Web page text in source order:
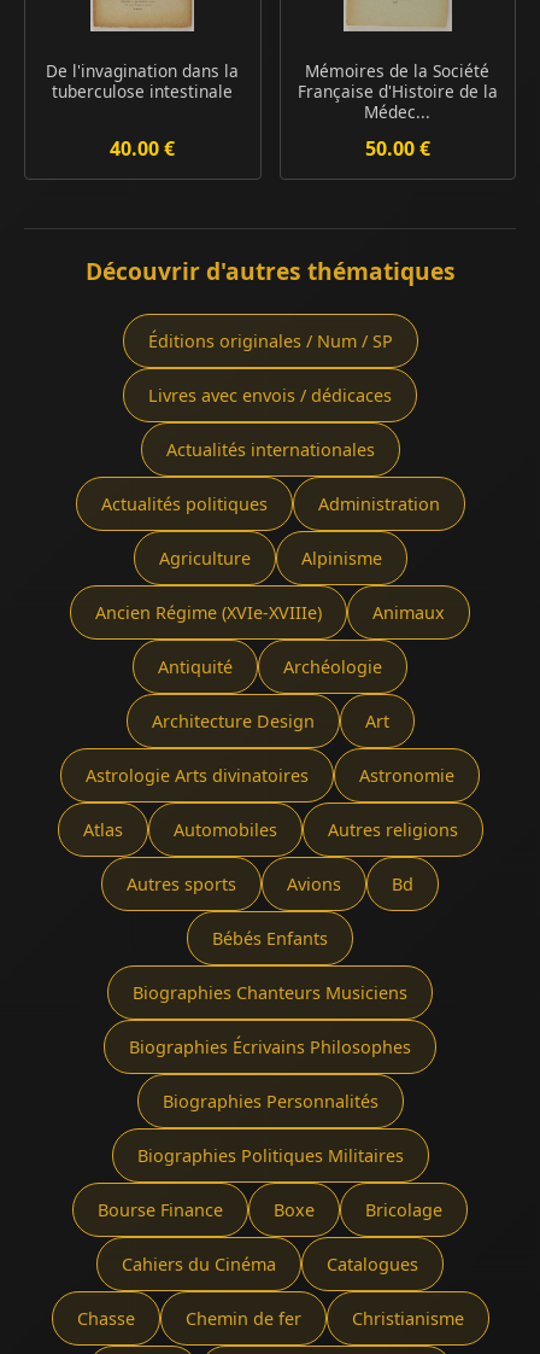
De l'invagination dans la
tuberculose intestinale
40.00 €
Mémoires de la Société
Française d'Histoire de la
Médec...
50.00 €
Découvrir d'autres thématiques
Éditions originales / Num / SP
Livres avec envois / dédicaces
Actualités internationales
Actualités politiques Administration
Agriculture Alpinisme
Ancien Régime (XVIe-XVIIIe) Animaux
Antiquité Archéologie
Architecture Design Art
Astrologie Arts divinatoires Astronomie
Atlas Automobiles Autres religions
Autres sports Avions Bd
Bébés Enfants
Biographies Chanteurs Musiciens
Biographies Écrivains Philosophes
Biographies Personnalités
Biographies Politiques Militaires
Bourse Finance Boxe Bricolage
Cahiers du Cinéma Catalogues
Chasse Chemin de fer Christianisme